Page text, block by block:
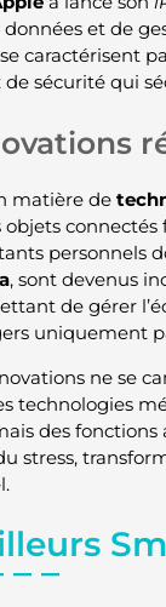
et de
caractérisent
de sécurité qui
matière de
objets
personnels
, sont devenus
de gérer
uniquement
ne se
technologies
des
stress,